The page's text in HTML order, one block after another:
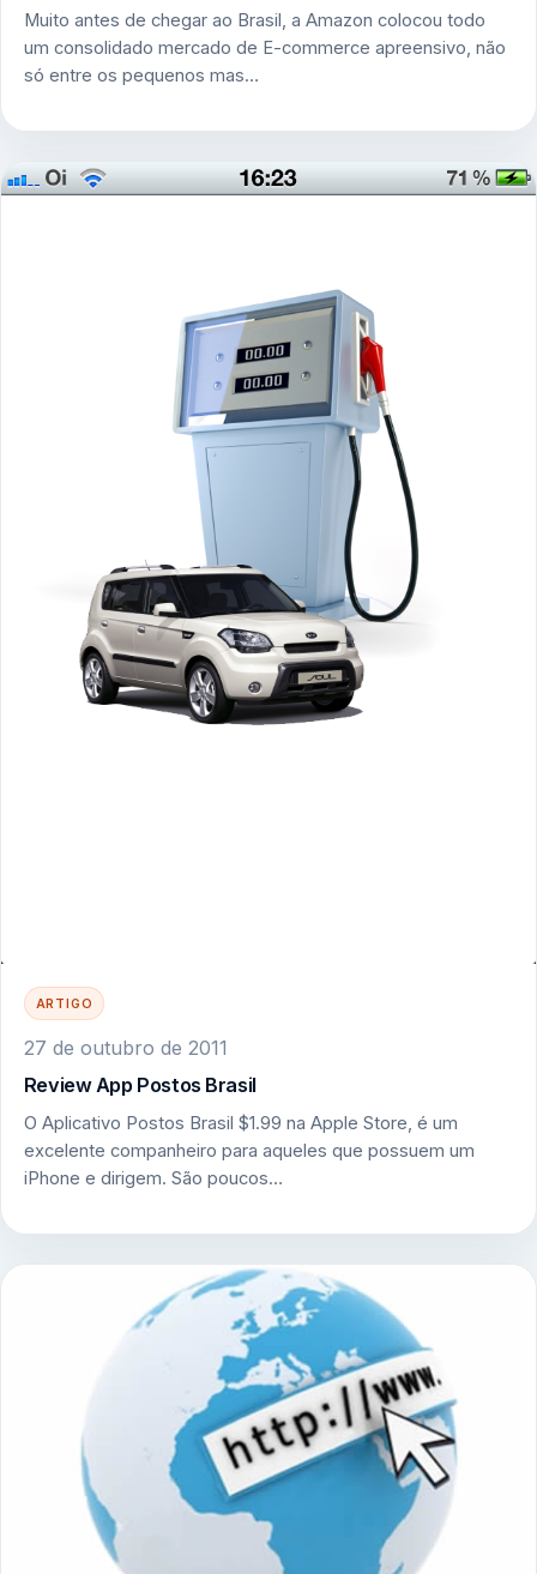
Muito antes de chegar ao Brasil, a Amazon colocou todo
um consolidado mercado de E-commerce apreensivo, não
só entre os pequenos mas…
ARTIGO
27 de outubro de 2011
Review App Postos Brasil
O Aplicativo Postos Brasil $1.99 na Apple Store, é um
excelente companheiro para aqueles que possuem um
iPhone e dirigem. São poucos…